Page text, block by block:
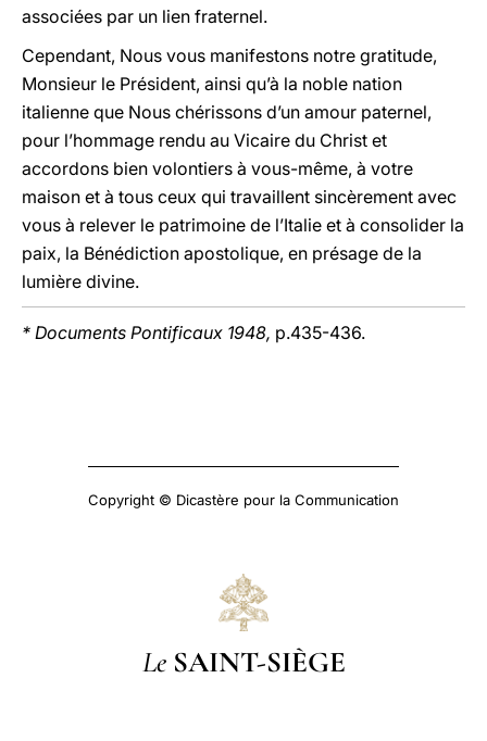
associées par un lien fraternel.
Cependant, Nous vous manifestons notre gratitude,
Monsieur le Président, ainsi qu’à la noble nation
italienne que Nous chérissons d’un amour paternel,
pour l’hommage rendu au Vicaire du Christ et
accordons bien volontiers à vous-même, à votre
maison et à tous ceux qui travaillent sincèrement avec
vous à relever le patrimoine de l’Italie et à consolider la
paix, la Bénédiction apostolique, en présage de la
lumière divine.
* Documents Pontificaux 1948, p.435-436.
Copyright © Dicastère pour la Communication
Le SAINT-SIÈGE